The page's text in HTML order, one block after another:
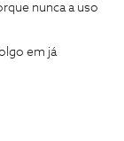
nunca a uso
em já